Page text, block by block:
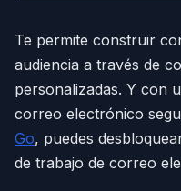
Te permite construir
audiencia a través de
personalizadas. Y con
correo electrónico
Go, puedes
de trabajo de correo